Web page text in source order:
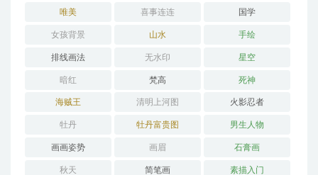
唯美 喜事连连 国学
女孩背景 山水 手绘
排线画法 无水印 星空
暗红 梵高 死神
海贼王 清明上河图 火影忍者
牡丹 牡丹富贵图 男生人物
画画姿势 画眉 石膏画
秋天 简笔画 素描入门